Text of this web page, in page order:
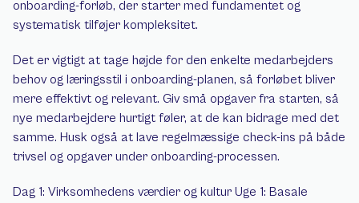
onboarding-forløb, der starter med fundamentet og
systematisk tilføjer kompleksitet.
Det er vigtigt at tage højde for den enkelte medarbejders
behov og læringsstil i onboarding-planen, så forløbet bliver
mere effektivt og relevant. Giv små opgaver fra starten, så
nye medarbejdere hurtigt føler, at de kan bidrage med det
samme. Husk også at lave regelmæssige check-ins på både
trivsel og opgaver under onboarding-processen.
Dag 1: Virksomhedens værdier og kultur Uge 1: Basale